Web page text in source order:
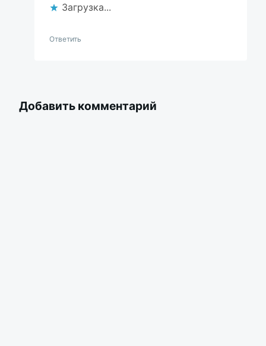
Загрузка...
Ответить
Добавить комментарий